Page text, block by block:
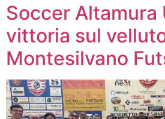
Soccer Altamura
vittoria sul
Montesilvano